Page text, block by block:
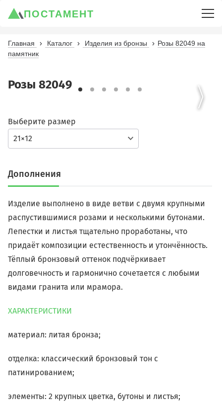
ПОСТАМЕНТ
Главная Каталог Изделия из бронзы
Розы 82049 на
памятник
Розы 82049
21×12
Выберите размер
Дополнения
Изделие выполнено в виде ветви с двумя крупными
распустившимися розами и несколькими бутонами.
Лепестки и листья тщательно проработаны, что
придаёт композиции естественность и утончённость.
Тёплый бронзовый оттенок подчёркивает
долговечность и гармонично сочетается с любыми
видами гранита или мрамора.
ХАРАКТЕРИСТИКИ
материал: литая бронза;
отделка: классический бронзовый тон с
патинированием;
элементы: 2 крупных цветка, бутоны и листья;